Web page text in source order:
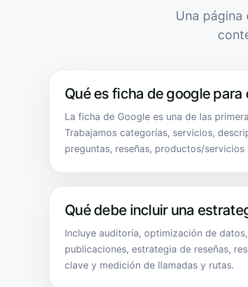
Una
Qué es ficha de google para
La ficha de Google es una de las
Trabajamos categorías, servicios,
preguntas, reseñas, productos/servicios
Qué debe incluir una
Incluye auditoría, optimización de
publicaciones, estrategia de reseñas,
clave y medición de llamadas y rutas.